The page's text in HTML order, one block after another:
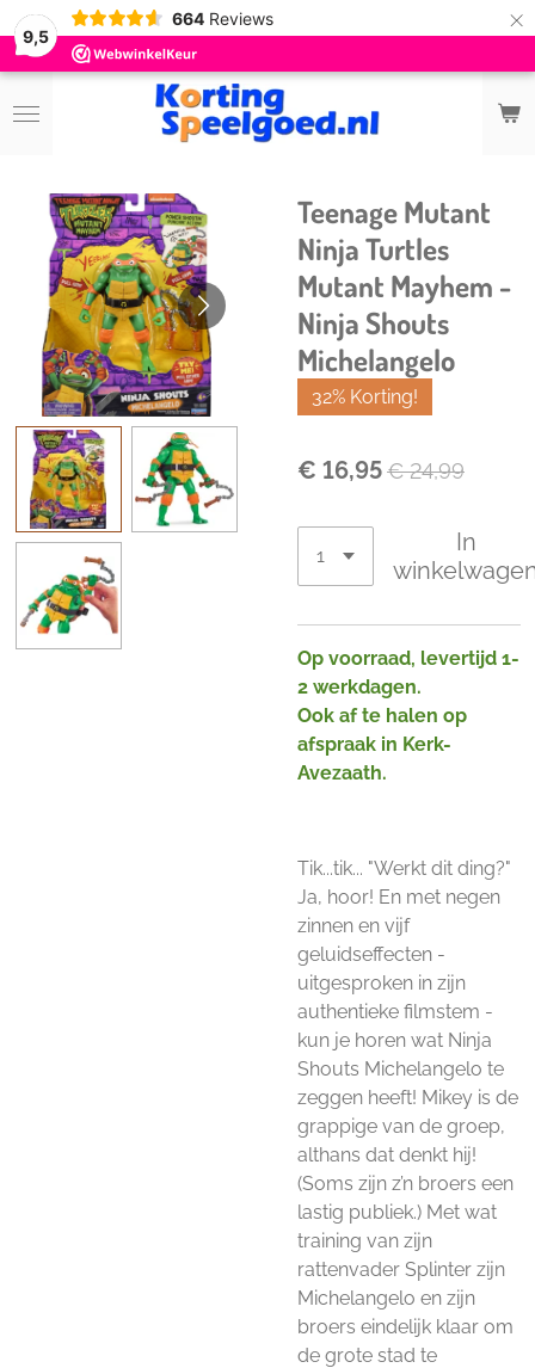
9,5
664 Reviews ×
Teenage Mutant
Ninja Turtles
Mutant Mayhem -
Ninja Shouts
Michelangelo
32% Korting!
€ 16,95€ 24,99
In
Op voorraad, levertijd 1-
2 werkdagen.
Ook af te halen op
afspraak in Kerk-
Avezaath.
Tik...tik... "Werkt dit ding?"
Ja, hoor! En met negen
zinnen en vijf
geluidseffecten -
uitgesproken in zijn
authentieke filmstem -
kun je horen wat Ninja
Shouts Michelangelo te
zeggen heeft! Mikey is de
grappige van de groep,
althans dat denkt hij!
(Soms zijn z’n broers een
lastig publiek.) Met wat
training van zijn
rattenvader Splinter zijn
Michelangelo en zijn
broers eindelijk klaar om
de grote stad te